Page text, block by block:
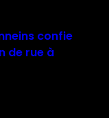
confie
de rue à